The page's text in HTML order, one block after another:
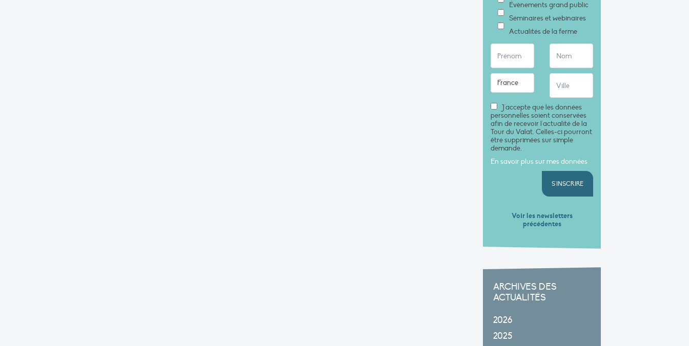
Évènements grand public
Séminaires et webinaires
Actualités de la ferme
J'accepte que les données
personnelles soient conservées
afin de recevoir l'actualité de la
Tour du Valat. Celles-ci pourront
être supprimées sur simple
demande.
En savoir plus sur mes données
S'INSCRIRE
Voir les newsletters
précédentes
ARCHIVES DES
ACTUALITÉS
2026
2025